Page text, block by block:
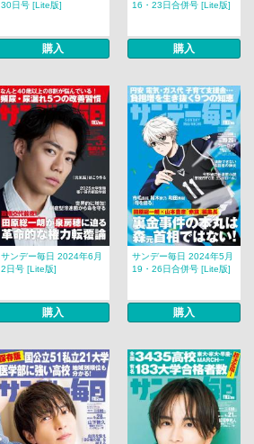
30日号 [Lite版]
購入
16・23日合併号 [Lite版]
購入
サンデー毎日 2024年6月
2日号 [Lite版]
購入
サンデー毎日 2024年5月
19・26日合併号 [Lite版]
購入